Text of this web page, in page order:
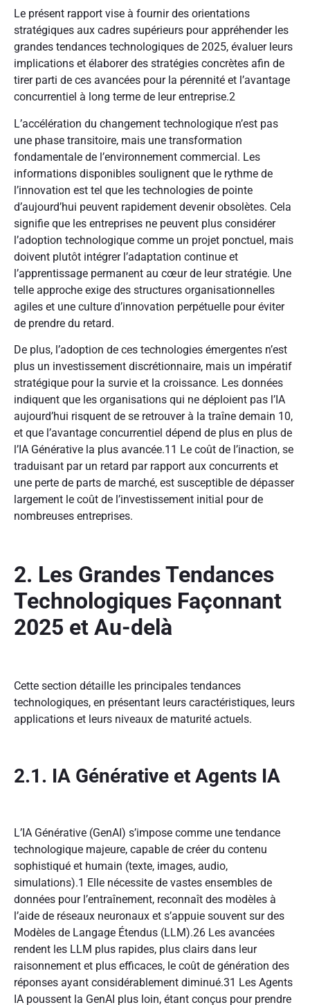
Le présent rapport vise à fournir des orientations
stratégiques aux cadres supérieurs pour appréhender les
grandes tendances technologiques de 2025, évaluer leurs
implications et élaborer des stratégies concrètes afin de
tirer parti de ces avancées pour la pérennité et l’avantage
concurrentiel à long terme de leur entreprise.2
L’accélération du changement technologique n’est pas
une phase transitoire, mais une transformation
fondamentale de l’environnement commercial. Les
informations disponibles soulignent que le rythme de
l’innovation est tel que les technologies de pointe
d’aujourd’hui peuvent rapidement devenir obsolètes. Cela
signifie que les entreprises ne peuvent plus considérer
l’adoption technologique comme un projet ponctuel, mais
doivent plutôt intégrer l’adaptation continue et
l’apprentissage permanent au cœur de leur stratégie. Une
telle approche exige des structures organisationnelles
agiles et une culture d’innovation perpétuelle pour éviter
de prendre du retard.
De plus, l’adoption de ces technologies émergentes n’est
plus un investissement discrétionnaire, mais un impératif
stratégique pour la survie et la croissance. Les données
indiquent que les organisations qui ne déploient pas l’IA
aujourd’hui risquent de se retrouver à la traîne demain 10,
et que l’avantage concurrentiel dépend de plus en plus de
l’IA Générative la plus avancée.11 Le coût de l’inaction, se
traduisant par un retard par rapport aux concurrents et
une perte de parts de marché, est susceptible de dépasser
largement le coût de l’investissement initial pour de
nombreuses entreprises.
2. Les Grandes Tendances
Technologiques Façonnant
2025 et Au-delà
Cette section détaille les principales tendances
technologiques, en présentant leurs caractéristiques, leurs
applications et leurs niveaux de maturité actuels.
2.1. IA Générative et Agents IA
L’IA Générative (GenAI) s’impose comme une tendance
technologique majeure, capable de créer du contenu
sophistiqué et humain (texte, images, audio,
simulations).1 Elle nécessite de vastes ensembles de
données pour l’entraînement, reconnaît des modèles à
l’aide de réseaux neuronaux et s’appuie souvent sur des
Modèles de Langage Étendus (LLM).26 Les avancées
rendent les LLM plus rapides, plus clairs dans leur
raisonnement et plus efficaces, le coût de génération des
réponses ayant considérablement diminué.31 Les Agents
IA poussent la GenAI plus loin, étant conçus pour prendre